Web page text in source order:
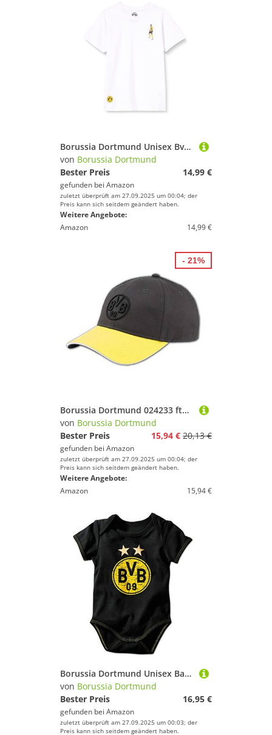
Borussia Dortmund Unisex Bvb T-shirt Bellingham Comic T Shirt, Weiß, 128 EU
von Borussia Dortmund
Bester Preis
14,99 €
gefunden bei Amazon
zuletzt überprüft am 27.09.2025 um 00:04; der
Preis kann sich seitdem geändert haben.
Weitere Angebote:
Amazon
14,99 €
Borussia Dortmund 024233 ftblARCHIVE Cap Hat Unisex 0 Taglia unica
von Borussia Dortmund
Bester Preis
15,94 € 20,13 €
gefunden bei Amazon
zuletzt überprüft am 27.09.2025 um 00:04; der
Preis kann sich seitdem geändert haben.
Weitere Angebote:
Amazon
15,94 €
- 21%
Borussia Dortmund Unisex Baby Bvb-babybody Emblem BVB Babybody, Schwarz, 62/68 EU
von Borussia Dortmund
Bester Preis
16,95 €
gefunden bei Amazon
zuletzt überprüft am 27.09.2025 um 00:03; der
Preis kann sich seitdem geändert haben.